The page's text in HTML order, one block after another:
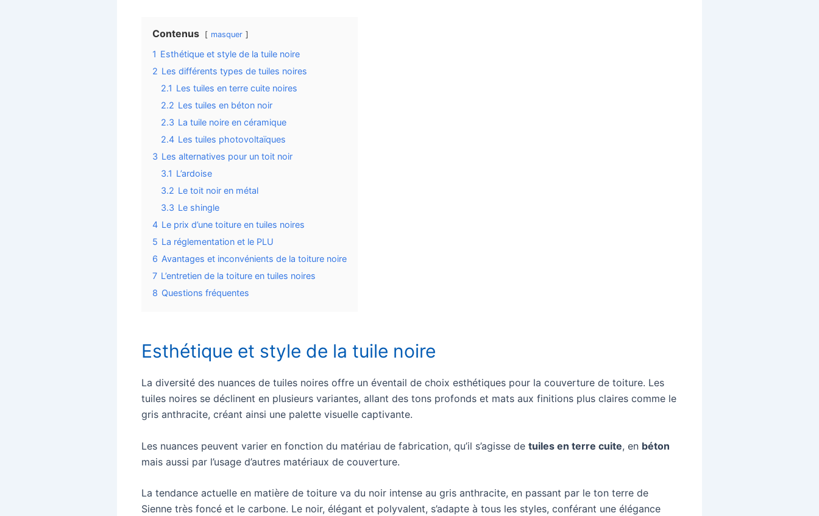
Contenus masquer
1 Esthétique et style de la tuile noire
2 Les différents types de tuiles noires
2.1 Les tuiles en terre cuite noires
2.2 Les tuiles en béton noir
2.3 La tuile noire en céramique
2.4 Les tuiles photovoltaïques
3 Les alternatives pour un toit noir
3.1 L’ardoise
3.2 Le toit noir en métal
3.3 Le shingle
4 Le prix d’une toiture en tuiles noires
5 La réglementation et le PLU
6 Avantages et inconvénients de la toiture noire
7 L’entretien de la toiture en tuiles noires
8 Questions fréquentes
Esthétique et style de la tuile noire
La diversité des nuances de tuiles noires offre un éventail de choix esthétiques pour la couverture de toiture. Les
tuiles noires se déclinent en plusieurs variantes, allant des tons profonds et mats aux finitions plus claires comme le
gris anthracite, créant ainsi une palette visuelle captivante.
Les nuances peuvent varier en fonction du matériau de fabrication, qu’il s’agisse de tuiles en terre cuite, en béton
mais aussi par l’usage d’autres matériaux de couverture.
La tendance actuelle en matière de toiture va du noir intense au gris anthracite, en passant par le ton terre de
Sienne très foncé et le carbone. Le noir, élégant et polyvalent, s’adapte à tous les styles, conférant une élégance